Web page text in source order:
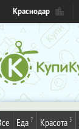
Краснодар
Еда 7 Красота 3